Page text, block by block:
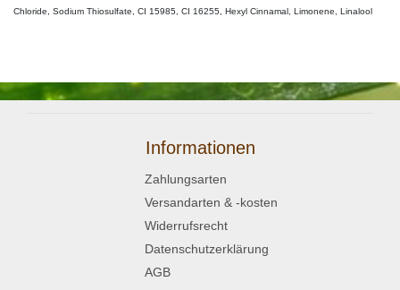
Chloride, Sodium Thiosulfate, CI 15985, CI 16255, Hexyl Cinnamal, Limonene, Linalool
Informationen
Zahlungsarten
Versandarten & -kosten
Widerrufsrecht
Datenschutzerklärung
AGB